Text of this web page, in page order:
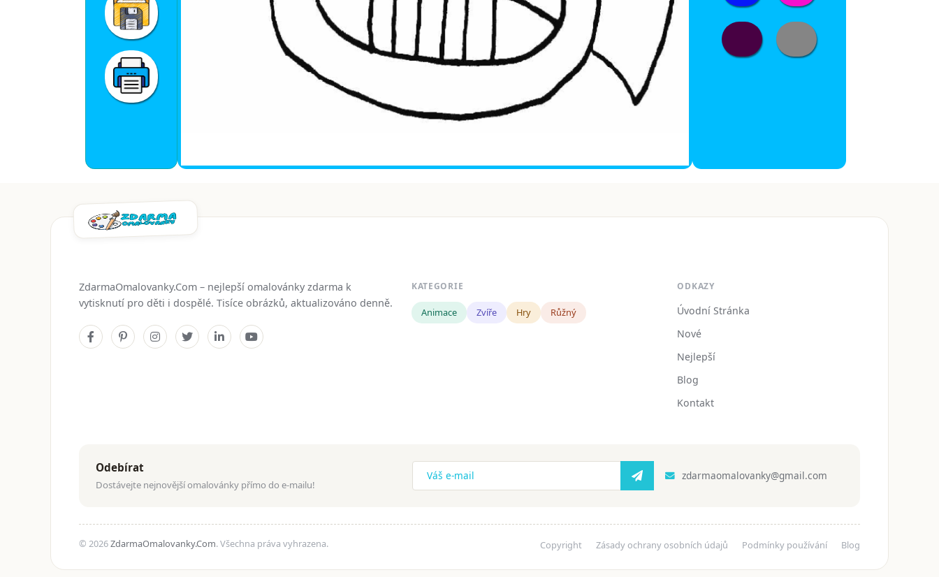
ZdarmaOmalovanky.Com – nejlepší omalovánky zdarma k
vytisknutí pro děti i dospělé. Tisíce obrázků, aktualizováno denně.
KATEGORIE
Animace Zvíře Hry Růžný
ODKAZY
Úvodní Stránka
Nové
Nejlepší
Blog
Kontakt
Odebírat
Dostávejte nejnovější omalovánky přímo do e-mailu!
zdarmaomalovanky@gmail.com
© 2026ZdarmaOmalovanky.Com. Všechna práva vyhrazena. Copyright Zásady ochrany osobních údajů Podmínky používání Blog